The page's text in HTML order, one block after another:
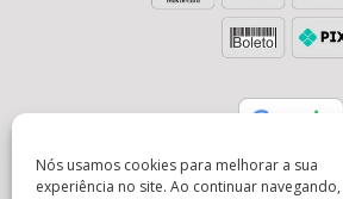
Nós usamos cookies para melhorar a sua
experiência no site. Ao continuar navegando,